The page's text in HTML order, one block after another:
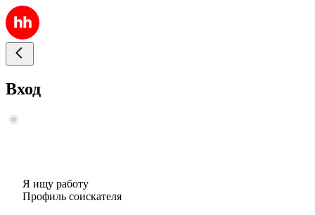
Вход
Я ищу работу
Профиль соискателя